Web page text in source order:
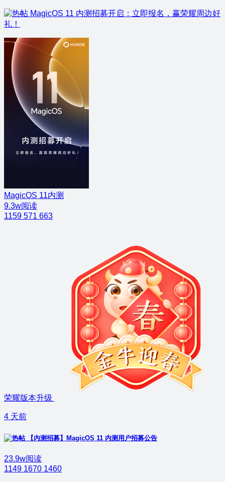
MagicOS 11 内测招募开启：立即报名，赢荣耀周边好
礼！
MagicOS 11内测
9.3w阅读
1159 571 663
荣耀版本升级
4 天前
【内测招募】MagicOS 11 内测用户招募公告
23.9w阅读
1149 1670 1460